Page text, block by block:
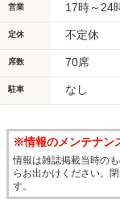
営業 17時～24
定休 不定休
席数 70席
駐車 なし
※情報のメンテナン
情報は雑誌掲載当時の
らお出かけください。
す。